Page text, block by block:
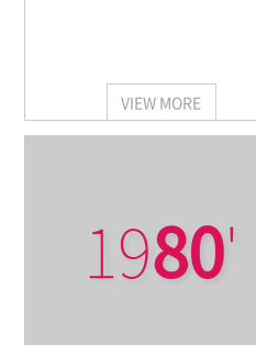
VIEW MORE
1980'